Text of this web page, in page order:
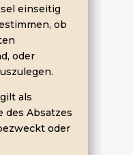
einseitig
ob
oder
als
des Absatzes
oder